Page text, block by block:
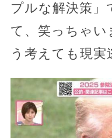
プルな解決策」
て、笑っちゃ
う考えても現実